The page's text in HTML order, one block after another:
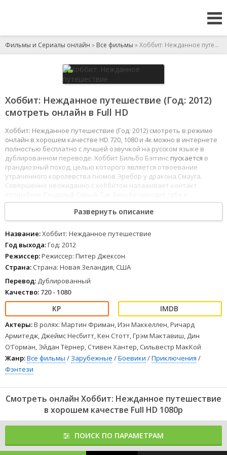
Фильмы и Сериалы онлайн » Все фильмы » Хоббит: Нежданное путешествие
Хоббит: Нежданное путешествие (Год: 2012)
смотреть онлайн в Full HD
Хоббит: Нежданное путешествие (Год: 2012) смотреть в режиме
онлайн в хорошем качестве HD 720, 1080 и 4к можно в интернете
полностью бесплатно с лучшей озвучкой на русском языке в
дублированном переводе. Хоббит Бильбо Бэггинс пускается в
грандиозный поход, целью которого является отвоевание
утраченного королевства гномов Эребор у дракона Смауга.
Совершенно неожиданно с хоббитом налаживает контакт
присоединяется к компании тринадцати гномов, возглавляемых
легендарным воином Торином Дубощитом. Их путешествие
пройдёт через Дикий Край, предательские земли,населенные
гоблинами и орками, смертоносными варгами, гигантскими
пауками, меняющим шкуры народом и волшебниками.
И хотя их цель находится на Востоке, среди пустошей Одинокой
Горы, сначала им придется выбраться из туннелей гоблинов, где
Бильбо встретит существо, которое изменит его жизнь навсегда -
Голлума.
12 34 5 67 8
Развернуть описание
Название:Хоббит: Нежданное путешествие
Год выхода:Год: 2012
Режиссер:Режиссер: Питер Джексон
Страна: Страна: Новая Зеландия, США
Перевод: Дублированный
Качество: 720 - 1080
Актеры:В ролях: Мартин Фриман, Иэн Маккеллен, Ричард
Армитедж, Джеймс Несбитт, Кен Стотт, Грэм Мактавиш, Дин
О'Горман, Эйдан Тёрнер, Стивен Хантер, Сильвестр МакКой
Жанр:Все фильмы / Зарубежные /Боевики /Приключения /
Фэнтези
Смотреть онлайн Хоббит: Нежданное путешествие
в хорошем качестве Full HD 1080p
ПОИСК ПО ПАРАМЕТРАМ